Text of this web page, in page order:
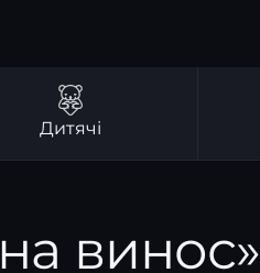
Дитячі
винос»